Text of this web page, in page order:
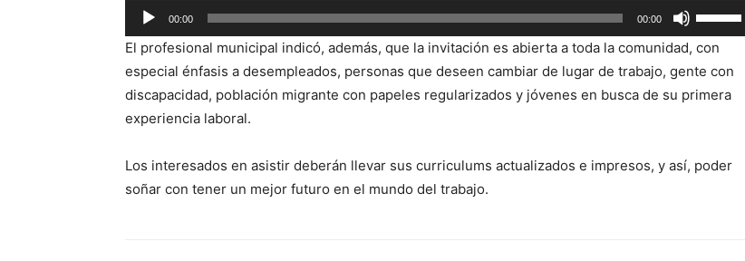
Reproductor
de
audio
00:00 00:00
las
teclas
de
flecha
aumentar
El profesional municipal indicó, además, que la invitación es abierta a toda la comunidad, con
especial énfasis a desempleados, personas que deseen cambiar de lugar de trabajo, gente con
discapacidad, población migrante con papeles regularizados y jóvenes en busca de su primera
experiencia laboral.
Los interesados en asistir deberán llevar sus curriculums actualizados e impresos, y así, poder
soñar con tener un mejor futuro en el mundo del trabajo.